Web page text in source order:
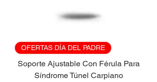
OFERTAS DÍA DEL PADRE
Soporte Ajustable Con Férula Para
Síndrome Túnel Carpiano